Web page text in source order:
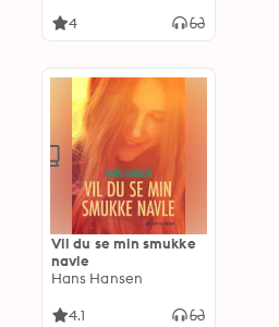
4
Vil du se min smukke
navle
Hans Hansen
4.1